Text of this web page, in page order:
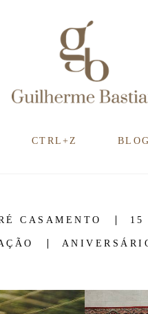
CTRL+Z BLOG
CASAMENTO 15